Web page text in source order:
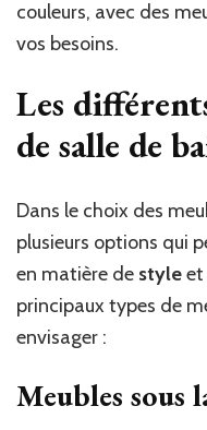
couleurs, avec des
vos besoins.
Les
de salle de
Dans le choix des
plusieurs options qui
en matière de styleet
principaux types de
envisager :
Meubles sous